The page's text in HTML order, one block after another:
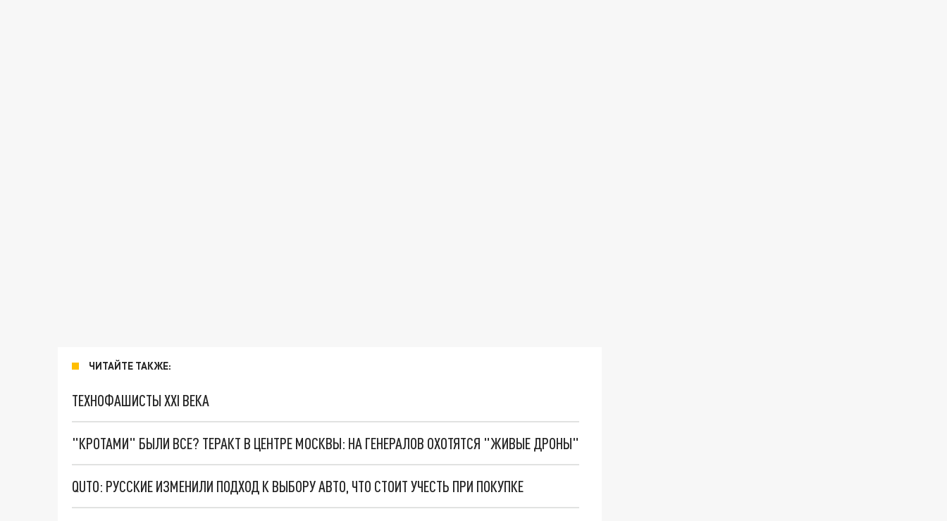
ЧИТАЙТЕ ТАКЖЕ:
ТЕХНОФАШИСТЫ XXI ВЕКА
"КРОТАМИ" БЫЛИ ВСЕ? ТЕРАКТ В ЦЕНТРЕ МОСКВЫ: НА ГЕНЕРАЛОВ ОХОТЯТСЯ "ЖИВЫЕ ДРОНЫ"
QUTO: РУССКИЕ ИЗМЕНИЛИ ПОДХОД К ВЫБОРУ АВТО, ЧТО СТОИТ УЧЕСТЬ ПРИ ПОКУПКЕ